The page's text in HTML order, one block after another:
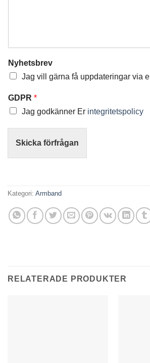
Nyhetsbrev
Jag vill gärna få uppdateringar via
GDPR *
Jag godkänner Er integritetspolicy
Skicka förfrågan
Kategori: Armband
RELATERADE PRODUKTER